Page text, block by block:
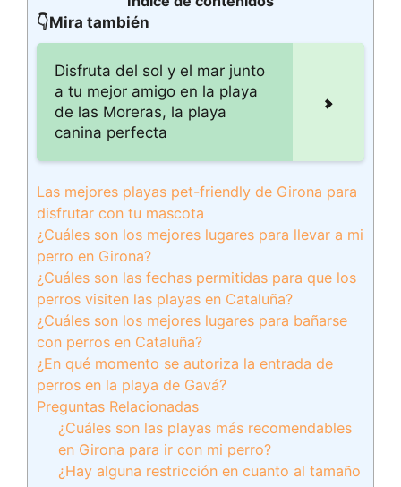
👇Mira también
Disfruta del sol y el mar junto
a tu mejor amigo en la playa
de las Moreras, la playa
canina perfecta
Las mejores playas pet-friendly de Girona para
disfrutar con tu mascota
¿Cuáles son los mejores lugares para llevar a mi
perro en Girona?
¿Cuáles son las fechas permitidas para que los
perros visiten las playas en Cataluña?
¿Cuáles son los mejores lugares para bañarse
con perros en Cataluña?
¿En qué momento se autoriza la entrada de
perros en la playa de Gavá?
Preguntas Relacionadas
¿Cuáles son las playas más recomendables
en Girona para ir con mi perro?
¿Hay alguna restricción en cuanto al tamaño